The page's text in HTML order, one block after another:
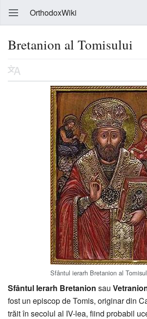
OrthodoxWiki
Bretanion al Tomisului
Sfântul ierarh Bretanion al
Sfântul Ierarh Bretanion sau
fost un episcop de Tomis, originar din
trăit în secolul al IV-lea, fiind probabil